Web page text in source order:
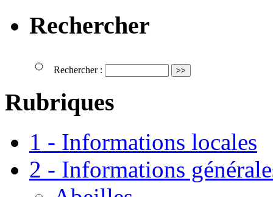
Rechercher
Rechercher :
Rubriques
1 - Informations locales
2 - Informations